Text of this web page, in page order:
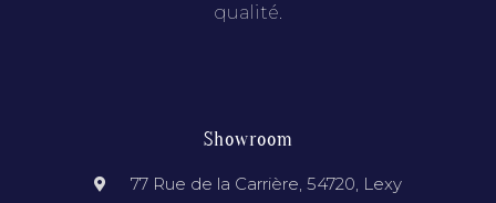
qualité.
Showroom
77 Rue de la Carrière, 54720, Lexy